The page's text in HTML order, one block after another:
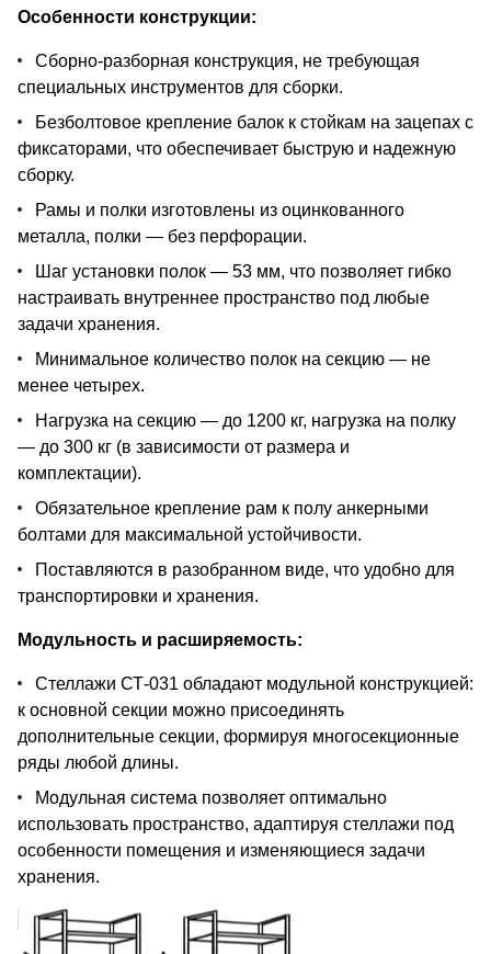
Особенности конструкции:
Сборно-разборная конструкция, не требующая
специальных инструментов для сборки.
Безболтовое крепление балок к стойкам на зацепах с
фиксаторами, что обеспечивает быструю и надежную
сборку.
Рамы и полки изготовлены из оцинкованного
металла, полки — без перфорации.
Шаг установки полок — 53 мм, что позволяет гибко
настраивать внутреннее пространство под любые
задачи хранения.
Минимальное количество полок на секцию — не
менее четырех.
Нагрузка на секцию — до 1200 кг, нагрузка на полку
— до 300 кг (в зависимости от размера и
комплектации).
Обязательное крепление рам к полу анкерными
болтами для максимальной устойчивости.
Поставляются в разобранном виде, что удобно для
транспортировки и хранения.
Модульность и расширяемость:
Стеллажи СТ-031 обладают модульной конструкцией:
к основной секции можно присоединять
дополнительные секции, формируя многосекционные
ряды любой длины.
Модульная система позволяет оптимально
использовать пространство, адаптируя стеллажи под
особенности помещения и изменяющиеся задачи
хранения.